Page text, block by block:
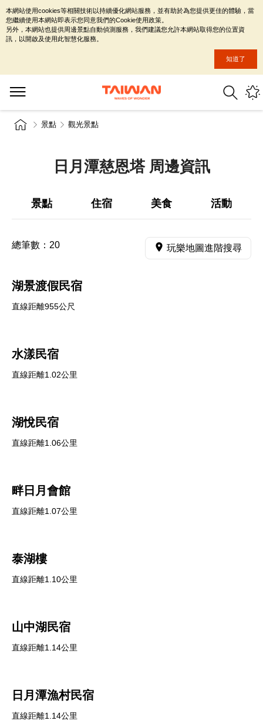
景點 觀光景點
日月潭慈恩塔 周邊資訊
景點 住宿 美食 活動
總筆數： 20 玩樂地圖進階搜尋
湖景渡假民宿
直線距離955公尺
水漾民宿
直線距離1.02公里
湖悅民宿
直線距離1.06公里
畔日月會館
直線距離1.07公里
泰湖樓
直線距離1.10公里
山中湖民宿
直線距離1.14公里
日月潭漁村民宿
直線距離1.14公里
本網站使用cookies等相關技術以持續優化網站服務，並有助於為您提供更佳的體驗，當
您繼續使用本網站即表示您同意我們的Cookie使用政策。
另外，本網站也提供周邊景點自動偵測服務，我們建議您允許本網站取得您的位置資
訊，以開啟及使用此智慧化服務。
知道了